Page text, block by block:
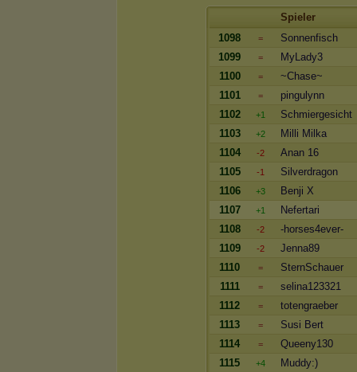
Spieler
1098
=
Sonnenfisch
1099
=
MyLady3
1100
=
~Chase~
1101
=
pingulynn
1102
+1
Schmiergesicht
1103
+2
Milli Milka
1104
-2
Anan 16
1105
-1
Silverdragon
1106
+3
Benji X
1107
+1
Nefertari
1108
-2
-horses4ever-
1109
-2
Jenna89
1110
=
SternSchauer
1111
=
selina123321
1112
=
totengraeber
1113
=
Susi Bert
1114
=
Queeny130
1115
+4
Muddy:)